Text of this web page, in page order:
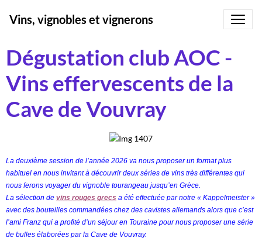
Vins, vignobles et vignerons
Dégustation club AOC -
Vins effervescents de la
Cave de Vouvray
La deuxième session de l’année 2026 va nous proposer un format plus
habituel en nous invitant à découvrir deux séries de vins très différentes qui
nous ferons voyager du vignoble tourangeau jusqu’en Grèce.
La sélection de vins rouges grecs a été effectuée par notre « Kappelmeister »
avec des bouteilles commandées chez des cavistes allemands alors que c’est
l’ami Franz qui a profité d’un séjour en Touraine pour nous proposer une série
de bulles élaborées par la Cave de Vouvray.